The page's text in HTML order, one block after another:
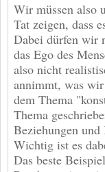
Wir müssen also
Tat zeigen, dass
Dabei dürfen wir
das Ego des
also nicht
annimmt, was
dem Thema
Thema
Beziehungen
Wichtig ist es
Das beste